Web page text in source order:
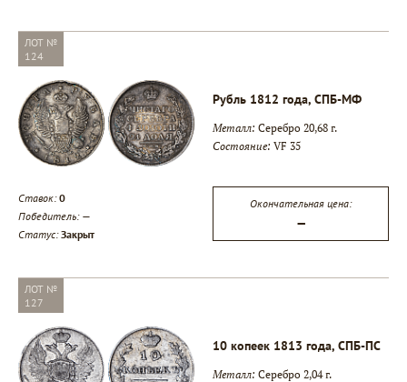
ЛОТ №
124
Рубль 1812 года, СПБ-МФ
Металл: Серебро 20,68 г.
Состояние: VF 35
Ставок:0
Победитель: —
Статус:Закрыт
Окончательная цена:
—
ЛОТ №
127
10 копеек 1813 года, СПБ-ПС
Металл: Серебро 2,04 г.